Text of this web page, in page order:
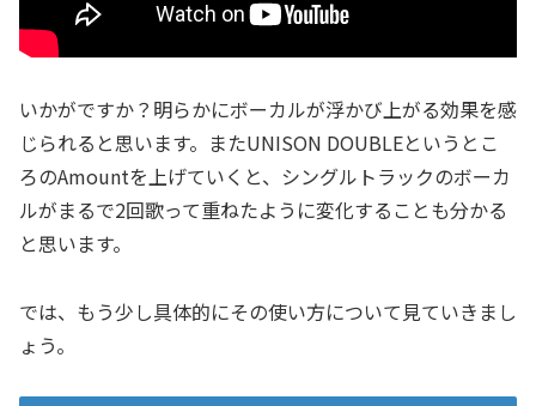
いかがですか？明らかにボーカルが浮かび上がる効果を感
じられると思います。またUNISON DOUBLEというとこ
ろのAmountを上げていくと、シングルトラックのボーカ
ルがまるで2回歌って重ねたように変化することも分かる
と思います。
では、もう少し具体的にその使い方について見ていきまし
ょう。